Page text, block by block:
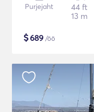
Purjejaht
44 ft
13 m
$689 /öö